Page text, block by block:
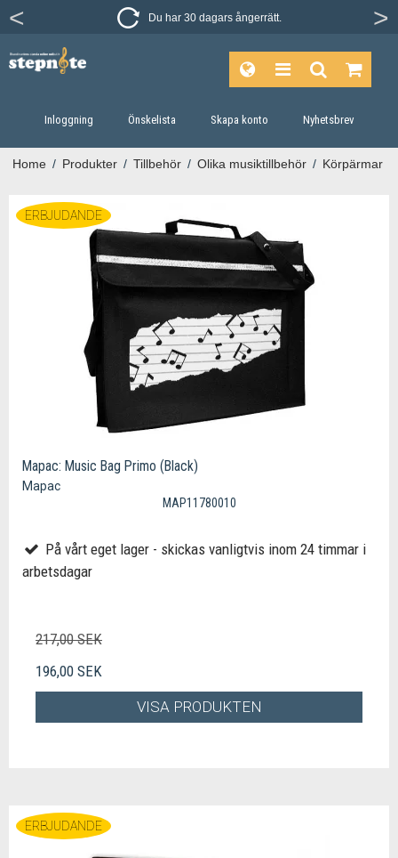
Du har 30 dagars ångerrätt.
Inloggning Önskelista Skapa konto Nyhetsbrev
Home / Produkter / Tillbehör / Olika musiktillbehör / Körpärmar
ERBJUDANDE
Mapac: Music Bag Primo (Black)
Mapac
MAP11780010
På vårt eget lager - skickas vanligtvis inom 24 timmar i
arbetsdagar
217,00 SEK
196,00 SEK
VISA PRODUKTEN
ERBJUDANDE